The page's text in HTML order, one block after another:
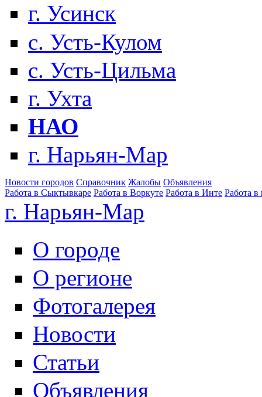
г. Усинск
с. Усть-Кулом
с. Усть-Цильма
г. Ухта
НАО
г. Нарьян-Мар
Новости городов Справочник Жалобы Объявления
Работа в Сыктывкаре Работа в Воркуте Работа в Инте Работа в
г. Нарьян-Мар
О городе
О регионе
Фотогалерея
Новости
Статьи
Объявления